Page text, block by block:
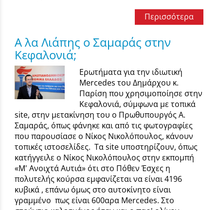
Περισσότερα
Α λα Λιάπης ο Σαμαράς στην
Κεφαλονιά;
Ερωτήματα για την ιδιωτική
Mercedes του Δημάρχου κ.
Παρίση που χρησιμοποίησε στην
Κεφαλονιά, σύμφωνα με τοπικά
site, στην μετακίνηση του ο Πρωθυπουργός Α.
Σαμαράς, όπως φάνηκε και από τις φωτογραφίες
που παρουσίασε ο Νίκος Νικολόπουλος, κάνουν
τοπικές ιστοσελίδες. Τα site υποστηρίζουν, όπως
κατήγγειλε ο Νίκος Νικολόπουλος στην εκπομπή
«Μ' Ανοιχτά Αυτιά» ότι στο Πόθεν Έσχες η
πολυτελής κούρσα εμφανίζεται να είναι 4196
κυβικά , επάνω όμως στο αυτοκίνητο είναι
γραμμένο πως είναι 600αρα Mercedes. Στο